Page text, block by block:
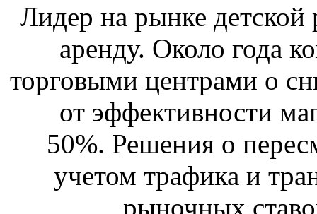
Лидер на рынке детской
аренду. Около года
торговыми центрами о
от эффективности
50%. Решения о
учетом трафика и
рыночных